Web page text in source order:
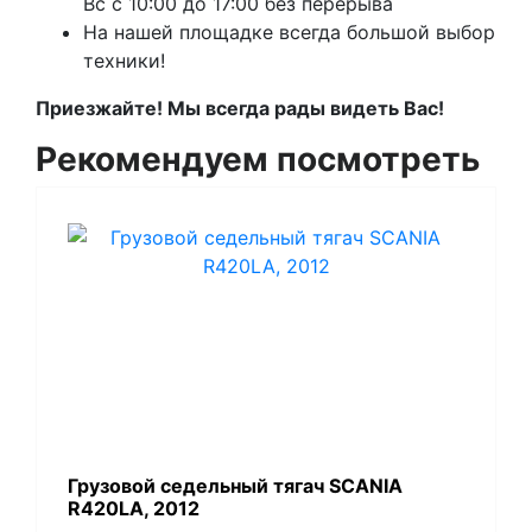
На нашей площадке всегда большой выбор
техники!
Приезжайте! Мы всегда рады видеть Вас!
Рекомендуем посмотреть
Грузовой седельный тягач SCANIA
R420LA, 2012